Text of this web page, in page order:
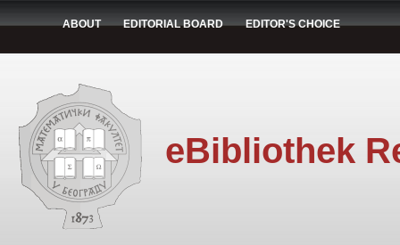
ABOUT EDITORIAL BOARD EDITOR'S CHOICE
eBibliothek